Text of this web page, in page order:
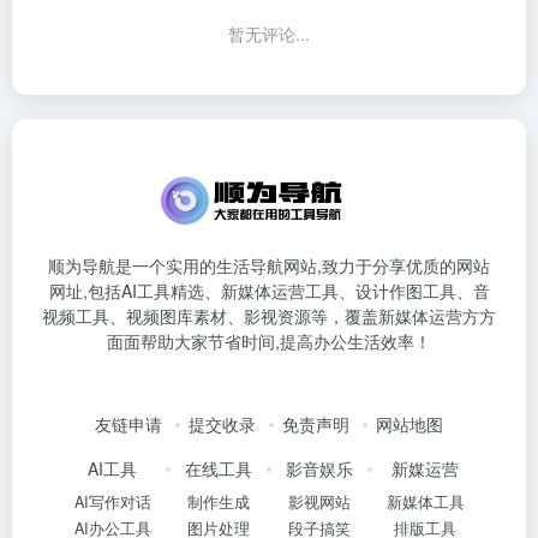
暂无评论...
顺为导航是一个实用的生活导航网站,致力于分享优质的网站
网址,包括AI工具精选、新媒体运营工具、设计作图工具、音
视频工具、视频图库素材、影视资源等，覆盖新媒体运营方方
面面帮助大家节省时间,提高办公生活效率！
友链申请 提交收录 免责声明
网站地图
AI工具
AI写作对话
AI办公工具
在线工具
制作生成
图片处理
影音娱乐
影视网站
段子搞笑
新媒运营
新媒体工具
排版工具